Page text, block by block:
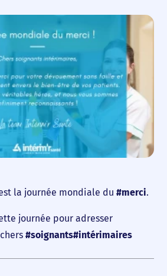
la journée mondiale du#merci.
journée pour adresser
#soignants#intérimaires